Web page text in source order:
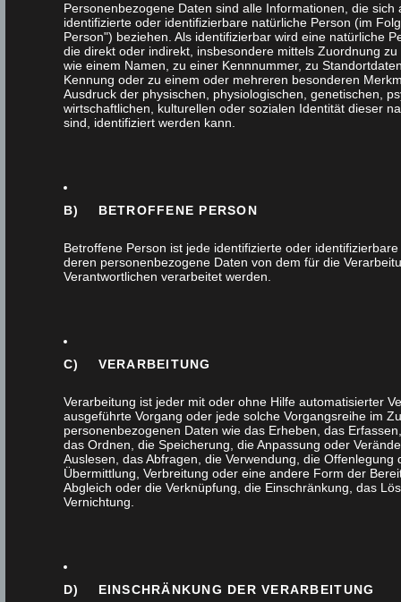
RAUMHOCH
23. Oktober 2019
Themen
Außenanlage
Design
Personenbezogene Daten sind alle Informationen, die sich
identifizierte oder identifizierbare natürliche Person (im
Person") beziehen. Als identifizierbar wird eine natürliche
die direkt oder indirekt, insbesondere mittels Zuordnung
wie einem Namen, zu einer Kennnummer, zu
Kennung oder zu einem oder mehreren besonderen
Ausdruck der physischen, physiologischen, genetischen,
wirtschaftlichen, kulturellen oder sozialen Identität dieser
sind, identifiziert werden kann.
B) BETROFFENE PERSON
Betroffene Person ist jede identifizierte oder
deren personenbezogene Daten von dem für die
Verantwortlichen verarbeitet werden.
C) VERARBEITUNG
Verarbeitung ist jeder mit oder ohne Hilfe automatisierter
ausgeführte Vorgang oder jede solche Vorgangsreihe im
personenbezogenen Daten wie das Erheben, das
das Ordnen, die Speicherung, die Anpassung oder
Auslesen, das Abfragen, die Verwendung, die Offenlegung
Übermittlung, Verbreitung oder eine andere Form der
Abgleich oder die Verknüpfung, die Einschränkung, das
Vernichtung.
D) EINSCHRÄNKUNG DER VERARBEITUNG